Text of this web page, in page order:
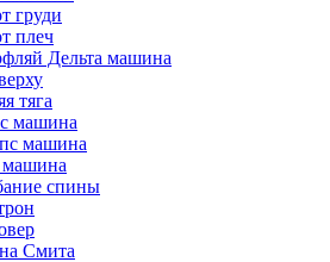
груди
плеч
Дельта машина
тяга
машина
машина
машина
спины
Смита